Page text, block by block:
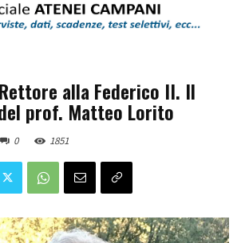
alla Federico II. Il
prof. Matteo Lorito
0 1851